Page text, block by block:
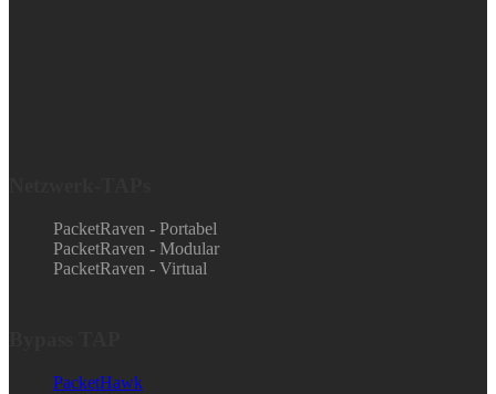
PacketRaven - Portabel
PacketRaven - Modular
PacketRaven - Virtual
PacketHawk